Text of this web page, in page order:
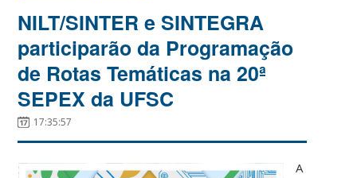
NILT/SINTER e SINTEGRA
participarão da Programação
de Rotas Temáticas na 20ª
SEPEX da UFSC
17:35:57
A